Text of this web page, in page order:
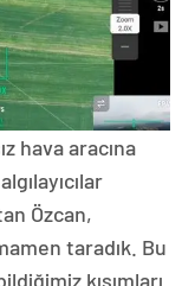
hava aracına
Özcan,
taradık. Bu
kısımları